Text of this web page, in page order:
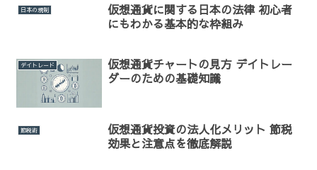
日本の規制
仮想通貨に関する日本の法律 初心者
にもわかる基本的な枠組み
デイトレード
仮想通貨チャートの見方 デイトレー
ダーのための基礎知識
節税術
仮想通貨投資の法人化メリット 節税
効果と注意点を徹底解説